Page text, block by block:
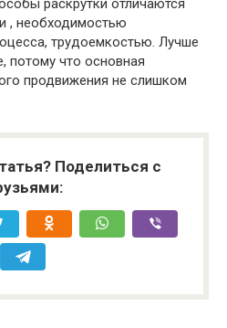
раскрутки отличаются
, необходимостью
трудоемкостью. Лучше
потому что основная
продвижения не слишком
Поделиться с